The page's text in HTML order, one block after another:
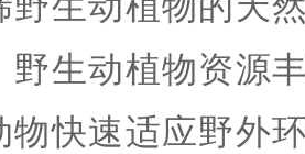
野生动植物资源
物快速适应野外